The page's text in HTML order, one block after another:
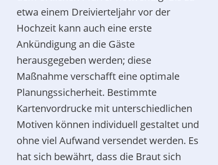
etwa einem Dreivierteljahr vor der
Hochzeit kann auch eine erste
Ankündigung an die Gäste
herausgegeben werden; diese
Maßnahme verschafft eine optimale
Planungssicherheit. Bestimmte
Kartenvordrucke mit unterschiedlichen
Motiven können individuell gestaltet und
ohne viel Aufwand versendet werden. Es
hat sich bewährt, dass die Braut sich